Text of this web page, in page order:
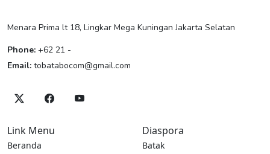
Menara Prima lt 18, Lingkar Mega Kuningan Jakarta Selatan
Phone: +62 21 -
Email: tobatabocom@gmail.com
Link Menu
Beranda
Diaspora
Batak